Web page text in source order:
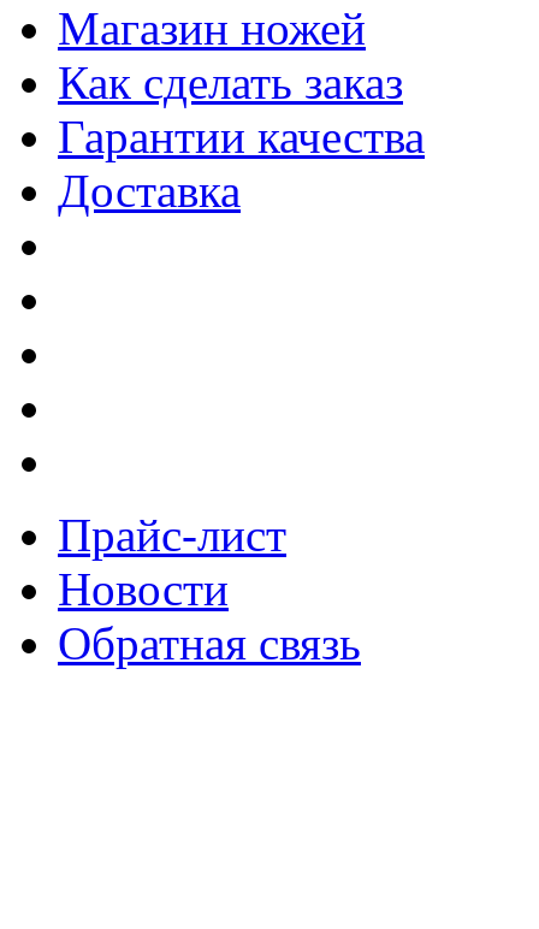
Магазин ножей
Как сделать заказ
Гарантии качества
Доставка
Прайс-лист
Новости
Обратная связь